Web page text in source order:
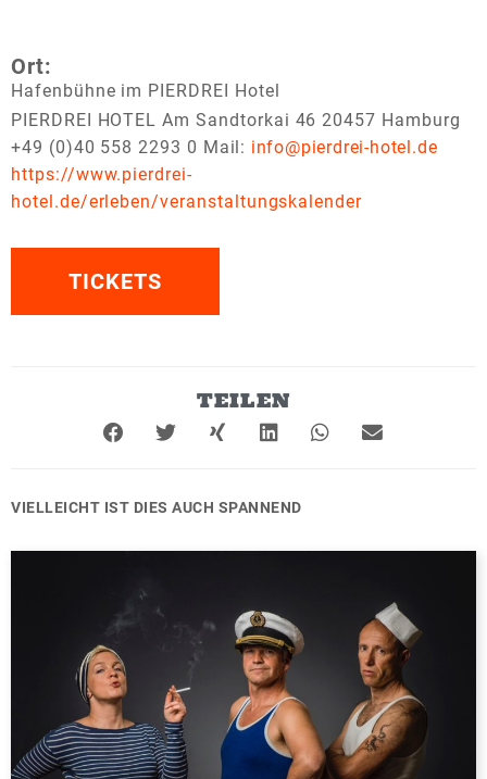
Ort:
Hafenbühne im PIERDREI Hotel
PIERDREI HOTEL Am Sandtorkai 46 20457 Hamburg
+49 (0)40 558 2293 0 Mail: info@pierdrei-hotel.de
https://www.pierdrei-
hotel.de/erleben/veranstaltungskalender
TICKETS
TEILEN
VIELLEICHT IST DIES AUCH SPANNEND